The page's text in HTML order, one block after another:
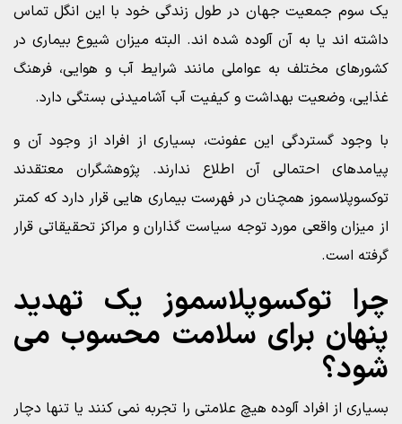
یک سوم جمعیت جهان در طول زندگی خود با این انگل تماس
داشته اند یا به آن آلوده شده اند. البته میزان شیوع بیماری در
کشورهای مختلف به عواملی مانند شرایط آب و هوایی، فرهنگ
غذایی، وضعیت بهداشت و کیفیت آب آشامیدنی بستگی دارد.
با وجود گستردگی این عفونت، بسیاری از افراد از وجود آن و
پیامدهای احتمالی آن اطلاع ندارند. پژوهشگران معتقدند
توکسوپلاسموز همچنان در فهرست بیماری هایی قرار دارد که کمتر
از میزان واقعی مورد توجه سیاست گذاران و مراکز تحقیقاتی قرار
گرفته است.
چرا توکسوپلاسموز یک تهدید
پنهان برای سلامت محسوب می
شود؟
بسیاری از افراد آلوده هیچ علامتی را تجربه نمی کنند یا تنها دچار